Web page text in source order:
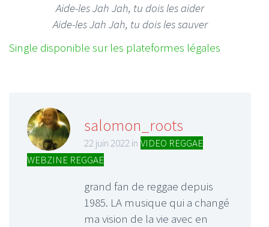
Aide-les Jah Jah, tu dois les aider
Aide-les Jah Jah, tu dois les sauver
Single disponible sur les plateformes légales
salomon_roots
22 juin 2022 in VIDEO REGGAE
WEBZINE REGGAE
grand fan de reggae depuis
1985. LA musique qui a changé
ma vision de la vie avec en